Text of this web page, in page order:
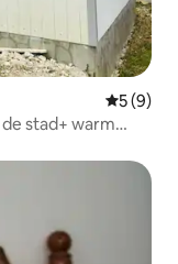
5 (9)
stad+ warm